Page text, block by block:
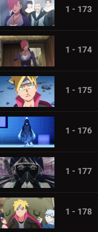
1 - 173
1 - 174
1 - 175
1 - 176
1 - 177
1 - 178